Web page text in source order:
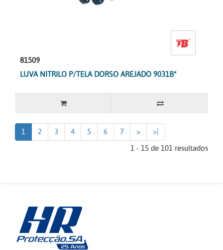
81509
LUVA NITRILO P/TELA DORSO AREJADO 9031B*
1 2 3 4 5 6 7 >
>|
1 - 15 de 101 resultados